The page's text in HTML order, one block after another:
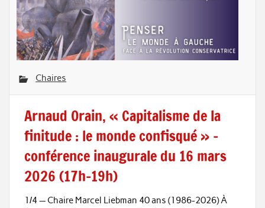
Chaires
Arnaud Orain, « Capitalisme de la
finitude : le monde confisqué » –
conférence inaugurale du 16 mars
2026 (17h-19h)
1/4 — Chaire Marcel Liebman 40 ans (1986-2026) À